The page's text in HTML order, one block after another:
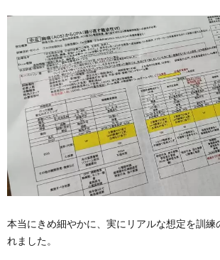
本当にきめ細やかに、実にリアルな想定を訓練
れました。